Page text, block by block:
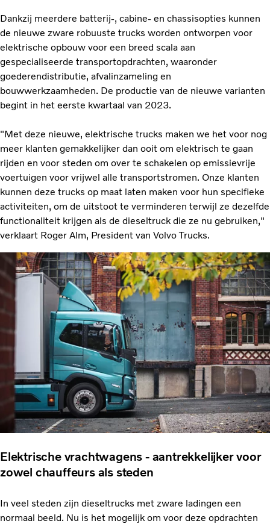
Dankzij meerdere batterij-, cabine- en chassisopties kunnen
de nieuwe zware robuuste trucks worden ontworpen voor
elektrische opbouw voor een breed scala aan
gespecialiseerde transportopdrachten, waaronder
goederendistributie, afvalinzameling en
bouwwerkzaamheden. De productie van de nieuwe varianten
begint in het eerste kwartaal van 2023.
"Met deze nieuwe, elektrische trucks maken we het voor nog
meer klanten gemakkelijker dan ooit om elektrisch te gaan
rijden en voor steden om over te schakelen op emissievrije
voertuigen voor vrijwel alle transportstromen. Onze klanten
kunnen deze trucks op maat laten maken voor hun specifieke
activiteiten, om de uitstoot te verminderen terwijl ze dezelfde
functionaliteit krijgen als de dieseltruck die ze nu gebruiken,"
verklaart Roger Alm, President van Volvo Trucks.
Elektrische vrachtwagens - aantrekkelijker voor
zowel chauffeurs als steden
In veel steden zijn dieseltrucks met zware ladingen een
normaal beeld. Nu is het mogelijk om voor deze opdrachten